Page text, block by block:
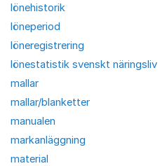
lönehistorik
löneperiod
löneregistrering
lönestatistik svenskt näringsliv
mallar
mallar/blanketter
manualen
markanläggning
material